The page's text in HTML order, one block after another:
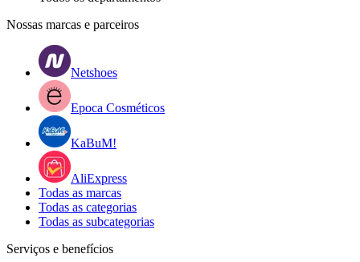
Nossas marcas e parceiros
Netshoes
Epoca Cosméticos
KaBuM!
AliExpress
Todas as marcas
Todas as categorias
Todas as subcategorias
Serviços e benefícios